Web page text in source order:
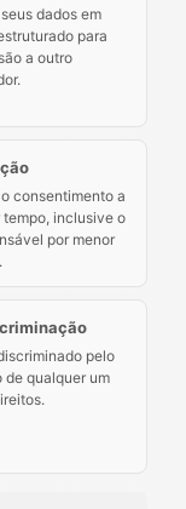
dados em
para
a outro
consentimento a
inclusive o
por menor
pelo
de qualquer um